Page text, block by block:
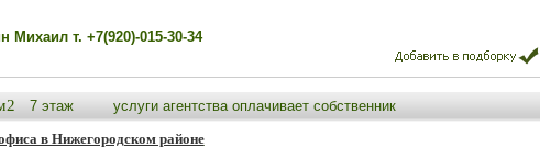
Михаил т. +7(920)-015-30-34
7 этаж
услуги агентства оплачивает собственник
в Нижегородском районе